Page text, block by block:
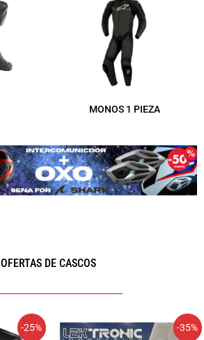
MONOS 1 PIEZA
OFERTAS DE CASCOS
-25%
El
precio
-35%
El
precio
El
precio